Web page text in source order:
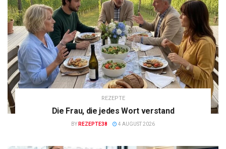
REZEPTE
Die Frau, die jedes Wort verstand
BY REZEPTE38 4 AUGUST 2026